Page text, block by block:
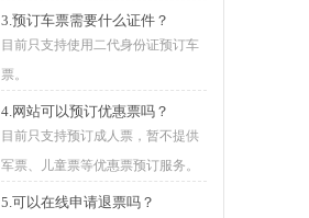
3.预订车票需要什么证件？
目前只支持使用二代身份证预订车
票。
4.网站可以预订优惠票吗？
目前只支持预订成人票，暂不提供
军票、儿童票等优惠票预订服务。
5.可以在线申请退票吗？